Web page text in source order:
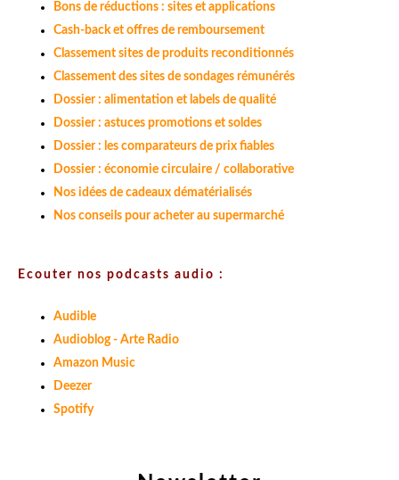
Bons de réductions : sites et applications
Cash-back et offres de remboursement
Classement sites de produits reconditionnés
Classement des sites de sondages rémunérés
Dossier : alimentation et labels de qualité
Dossier : astuces promotions et soldes
Dossier : les comparateurs de prix fiables
Dossier : économie circulaire / collaborative
Nos idées de cadeaux dématérialisés
Nos conseils pour acheter au supermarché
Ecouter nos podcasts audio :
Audible
Audioblog - Arte Radio
Amazon Music
Deezer
Spotify